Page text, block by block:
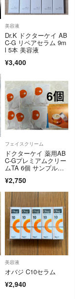
美容液
Dr.K ドクターケイ AB
C-G リペアセラム 9m
l 5本 美容液
¥3,400
フェイスクリーム
ドクターケイ 薬用AB
C-Gプレミアムクリー
ムTA 6個 サンプルセ
¥2,750
美容液
オバジ C10セラム
¥2,940